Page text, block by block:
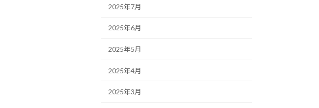
2025年7月
2025年6月
2025年5月
2025年4月
2025年3月